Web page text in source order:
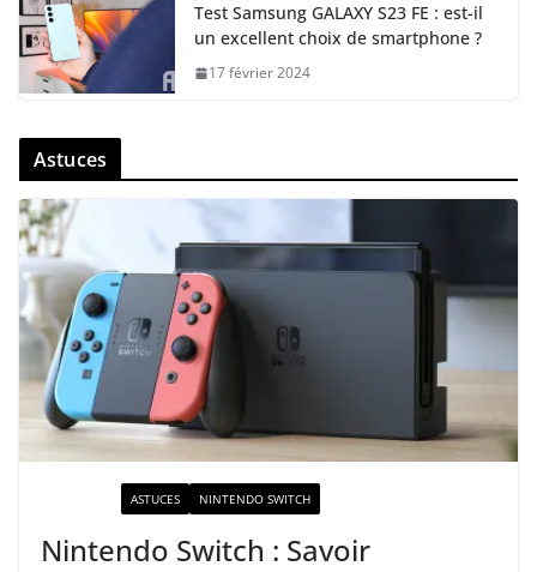
Test Samsung GALAXY S23 FE : est-il
un excellent choix de smartphone ?
17 février 2024
Astuces
ASTUCES NINTENDO SWITCH
Nintendo Switch : Savoir